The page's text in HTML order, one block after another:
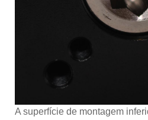
A superfície de montagem